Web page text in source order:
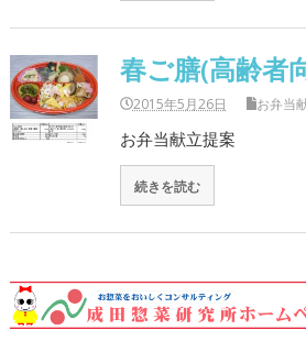
春ご膳(高齢者
2015年5月26日 お弁当
お弁当献立提案
続きを読む